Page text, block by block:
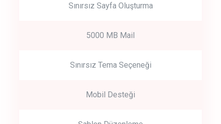
Sınırsız Sayfa Oluşturma
5000 MB Mail
Sınırsız Tema Seçeneği
Mobil Desteği